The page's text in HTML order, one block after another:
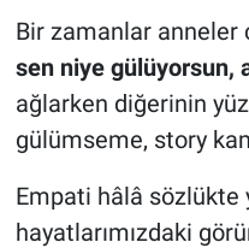
Bir zamanlar anneler
sen niye gülüyorsun,
ağlarken diğerinin
gülümseme, story
Empati hâlâ sözlükte
hayatlarımızdaki